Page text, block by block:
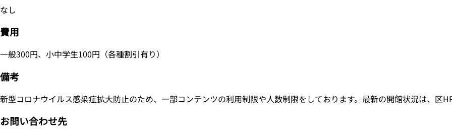
なし
費用
一般300円、小中学生100円（各種割引有り）
備考
新型コロナウイルス感染症拡大防止のため、一部コンテンツの利用制限や人数制限をしております。最新の開館状況は、区
お問い合わせ先